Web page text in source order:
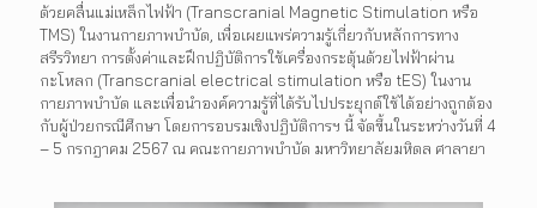
ด้วยคลื่นแม่เหล็กไฟฟ้า (Transcranial Magnetic Stimulation หรือ
TMS) ในงานกายภาพบำบัด, เพื่อเผยแพร่ความรู้เกี่ยวกับหลักการทาง
สรีรวิทยา การตั้งค่าและฝึกปฏิบัติการใช้เครื่องกระตุ้นด้วยไฟฟ้าผ่าน
กะโหลก (Transcranial electrical stimulation หรือ tES) ในงาน
กายภาพบำบัด และเพื่อนำองค์ความรู้ที่ได้รับไปประยุกต์ใช้ได้อย่างถูกต้อง
กับผู้ป่วยกรณีศึกษา โดยการอบรมเชิงปฏิบัติการฯ นี้ จัดขึ้นในระหว่างวันที่ 4
– 5 กรกฎาคม 2567 ณ คณะกายภาพบำบัด มหาวิทยาลัยมหิดล ศาลายา